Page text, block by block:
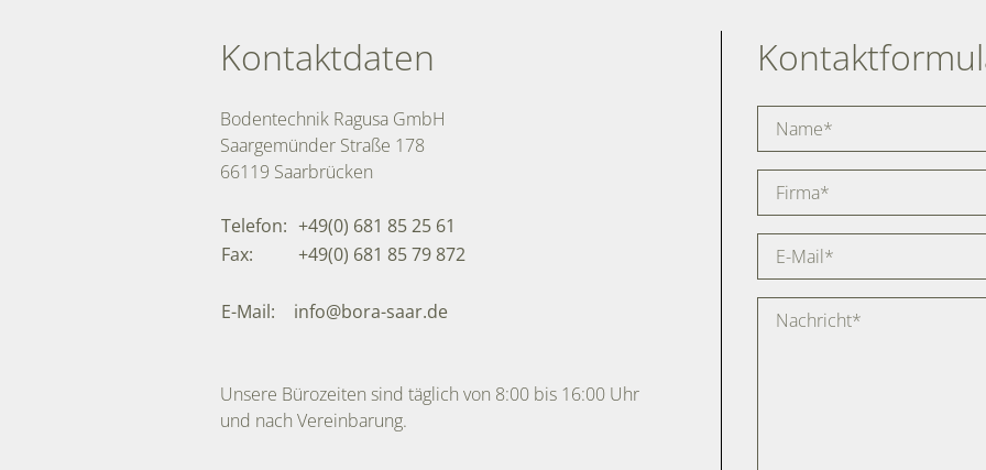
Kontaktdaten
Bodentechnik Ragusa GmbH
Saargemünder Straße 178
66119 Saarbrücken
Telefon: +49(0) 681 85 25 61
Fax:
+49(0) 681 85 79 872
E-Mail: info@bora-saar.de
Unsere Bürozeiten sind täglich von 8:00 bis 16:00 Uhr
und nach Vereinbarung.